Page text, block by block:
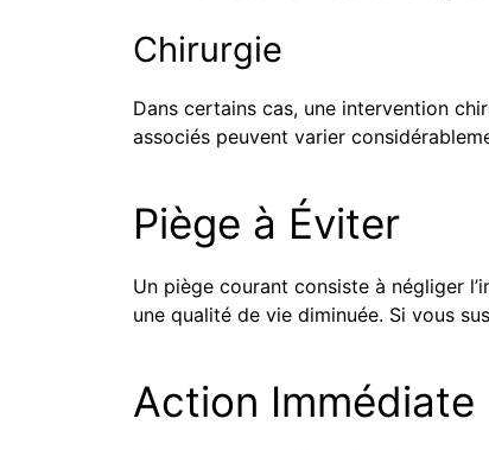
Chirurgie
Dans certains cas, une intervention
associés peuvent varier
Piège à Éviter
Un piège courant consiste à négliger
une qualité de vie diminuée. Si vous
Action Immédiate